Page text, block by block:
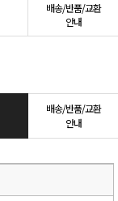
배송/반품/교환
안내
배송/반품/교환
안내